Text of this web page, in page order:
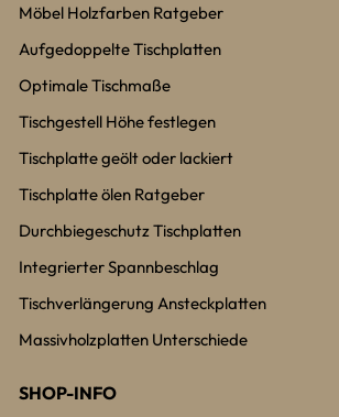
Möbel Holzfarben Ratgeber
Aufgedoppelte Tischplatten
Optimale Tischmaße
Tischgestell Höhe festlegen
Tischplatte geölt oder lackiert
Tischplatte ölen Ratgeber
Durchbiegeschutz Tischplatten
Integrierter Spannbeschlag
Tischverlängerung Ansteckplatten
Massivholzplatten Unterschiede
SHOP-INFO